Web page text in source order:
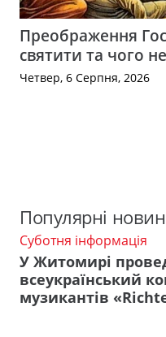
Преображення
святити та чого
Четвер, 6 Серпня, 2026
Популярні
Суботня інформація
У Житомирі
всеукраїнський
музикантів